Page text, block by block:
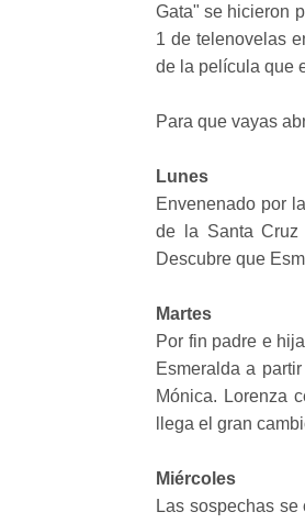
Gata" se hicieron
1 de telenovelas
de la película que
Para que vayas
Lunes
Envenenado por
de la Santa Cruz
Descubre que
Martes
Por fin padre e
Esmeralda a
Mónica. Lorenza
llega el gran
Miércoles
Las sospechas